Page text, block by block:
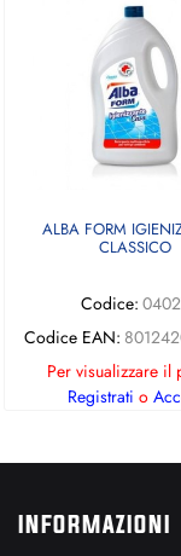
ALBA FORM
CLASSICO
Codice:
Codice EAN:
Per visualizzare il
Registrati o
INFORMAZIONI